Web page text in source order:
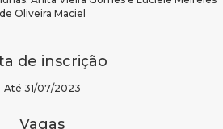
de Oliveira Maciel
de inscrição
Até 31/07/2023
Vagas